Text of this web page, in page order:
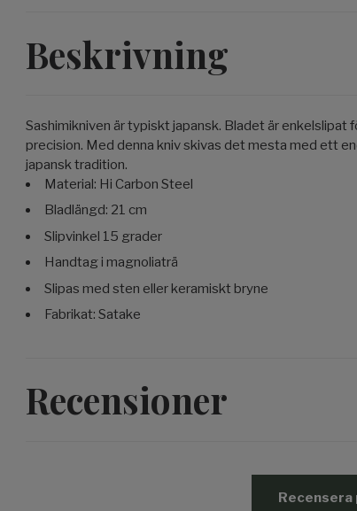
Beskrivning
Sashimikniven är typiskt japansk. Bladet är enkelslipat
precision. Med denna kniv skivas det mesta med ett
japansk tradition.
Material: Hi Carbon Steel
Bladlängd: 21 cm
Slipvinkel 15 grader
Handtag i magnoliaträ
Slipas med sten eller keramiskt bryne
Fabrikat: Satake
Recensioner